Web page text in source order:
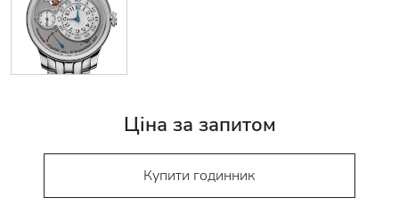
Ціна за запитом
Купити годинник